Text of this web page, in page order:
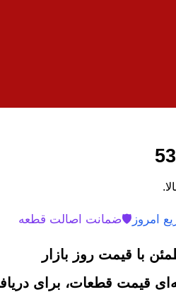
امروز 🛡️ضمانت اصالت قطعه
با قیمت روز بازار
قیمت قطعات، برای